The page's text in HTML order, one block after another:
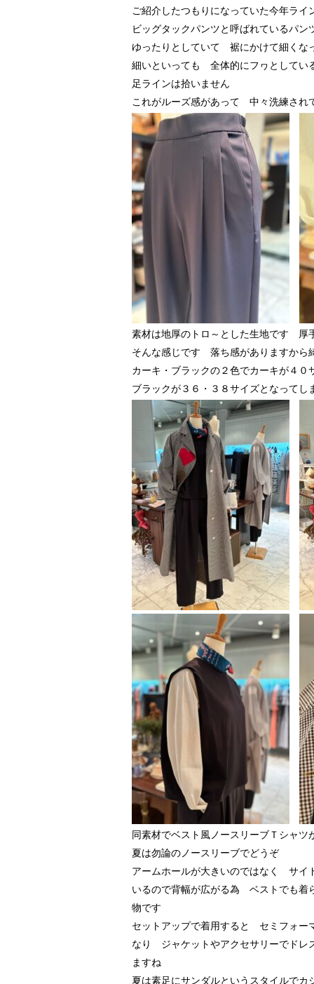
ご紹介したつもりになっていた今年ライ
ビッグタックパンツと呼ばれているパ
ゆったりとしていて 裾にかけて細くな
細いといっても 全体的にフヮとしてい
足ラインは拾いません
これがルーズ感があって 中々洗練され
素材は地厚のトロ～とした生地です 厚
そんな感じです 落ち感がありますから
カーキ・ブラックの２色でカーキが４０
ブラックが３６・３８サイズとなってし
同素材でベスト風ノースリーブＴシャツ
夏は勿論のノースリーブでどうぞ
アームホールが大きいのではなく サイ
いるので背幅が広がる為 ベストでも着
物です
セットアップで着用すると セミフォー
なり ジャケットやアクセサリーでドレ
ますね
夏は素足にサンダルというスタイルでカ